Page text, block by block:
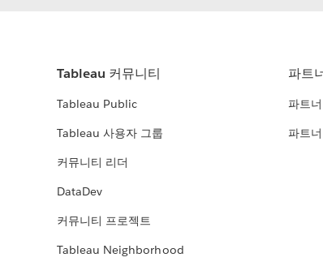
Tableau 커뮤니티
Tableau Public
Tableau 사용자 그룹
커뮤니티 리더
DataDev
커뮤니티 프로젝트
Tableau Neighborhood
파트
파트
파트